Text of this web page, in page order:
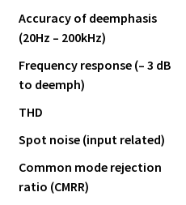
Accuracy of deemphasis
(20Hz – 200kHz)
Frequency response (– 3 dB
to deemph)
THD
Spot noise (input related)
Common mode rejection
ratio (CMRR)